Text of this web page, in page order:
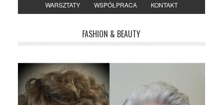
WARSZTATY WSPÓŁPRACA KONTAKT
FASHION & BEAUTY